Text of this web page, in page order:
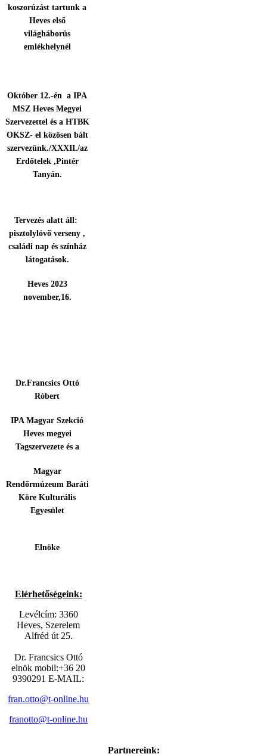
koszorúzást tartunk a
Heves első
világháborús
emlékhelynél
Október 12.-én a IPA
MSZ Heves Megyei
Szervezettel és a HTBK
OKSZ- el közösen bált
szervezünk./XXXII./az
Erdőtelek ,Pintér
Tanyán.
Tervezés alatt áll:
pisztolylövő verseny ,
családi nap és színház
látogatások.
Heves 2023
november,16.
Dr.Francsics Ottó
Róbert
IPA Magyar Szekció
Heves megyei
Tagszervezete és a
Magyar
Rendőrmúzeum Baráti
Köre Kulturális
Egyesület
Elnöke
Elérhetőségeink:
Levélcím: 3360
Heves, Szerelem
Alfréd út 25.
Dr. Francsics Ottó
elnök mobil:+36 20
9390291 E-MAIL:
fran.otto@t-online.hu
franotto@t-online.hu
Partnereink: